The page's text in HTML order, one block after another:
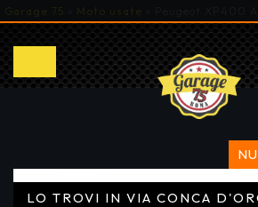
LO TROVI IN VIA CONCA